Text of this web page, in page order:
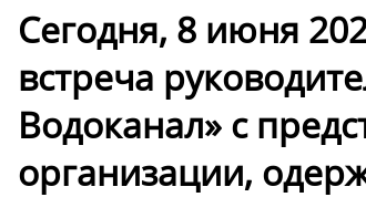
Сегодня, 8 июня
встреча
Водоканал» с
организации,